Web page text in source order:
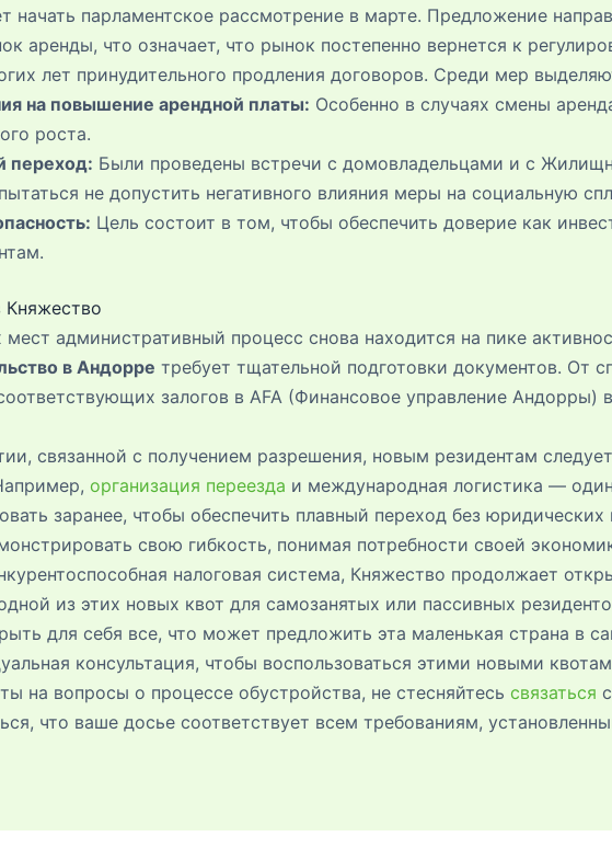
начать парламентское рассмотрение в марте. Предложение
аренды, что означает, что рынок постепенно вернется к
лет принудительного продления договоров. Среди мер
на повышение арендной платы: Особенно в случаях смены
роста.
переход: Были проведены встречи с домовладельцами и с
не допустить негативного влияния меры на социальную
Цель состоит в том, чтобы обеспечить доверие как
Княжество
административный процесс снова находится на пике
в Андорре требует тщательной подготовки документов. От
залогов в AFA (Финансовое управление Андорры)
связанной с получением разрешения, новым резидентам
организация переезда и международная логистика —
заранее, чтобы обеспечить плавный переход без
свою гибкость, понимая потребности своей
налоговая система, Княжество продолжает
из этих новых квот для самозанятых или пассивных
для себя все, что может предложить эта маленькая страна в
консультация, чтобы воспользоваться этими новыми
на вопросы о процессе обустройства, не стесняйтесь связаться
что ваше досье соответствует всем требованиям,